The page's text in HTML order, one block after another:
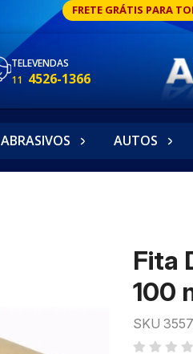
FRETE GRÁTIS PARA
TELEVENDAS
11 4526-1366
ABRASIVOS AUTOS
Fita
100
SKU